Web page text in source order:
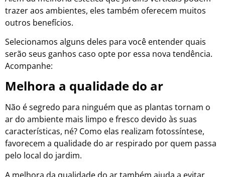
trazer aos ambientes, eles também oferecem muitos
outros benefícios.
Selecionamos alguns deles para você entender quais
serão seus ganhos caso opte por essa nova tendência.
Acompanhe:
Melhora a qualidade do ar
Não é segredo para ninguém que as plantas tornam o
ar do ambiente mais limpo e fresco devido às suas
características, né? Como elas realizam fotossíntese,
favorecem a qualidade do ar respirado por quem passa
pelo local do jardim.